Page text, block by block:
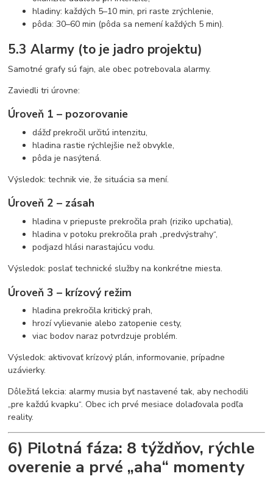
hladiny: každých 5–10 min, pri raste zrýchlenie,
pôda: 30–60 min (pôda sa nemení každých 5 min).
5.3 Alarmy (to je jadro projektu)
Samotné grafy sú fajn, ale obec potrebovala alarmy.
Zaviedli tri úrovne:
Úroveň 1 – pozorovanie
dážď prekročil určitú intenzitu,
hladina rastie rýchlejšie než obvykle,
pôda je nasýtená.
Výsledok: technik vie, že situácia sa mení.
Úroveň 2 – zásah
hladina v priepuste prekročila prah (riziko upchatia),
hladina v potoku prekročila prah „predvýstrahy“,
podjazd hlási narastajúcu vodu.
Výsledok: poslať technické služby na konkrétne miesta.
Úroveň 3 – krízový režim
hladina prekročila kritický prah,
hrozí vylievanie alebo zatopenie cesty,
viac bodov naraz potvrdzuje problém.
Výsledok: aktivovať krízový plán, informovanie, prípadne
uzávierky.
Dôležitá lekcia: alarmy musia byť nastavené tak, aby nechodili
„pre každú kvapku“. Obec ich prvé mesiace dolaďovala podľa
reality.
6) Pilotná fáza: 8 týždňov, rýchle
overenie a prvé „aha“ momenty